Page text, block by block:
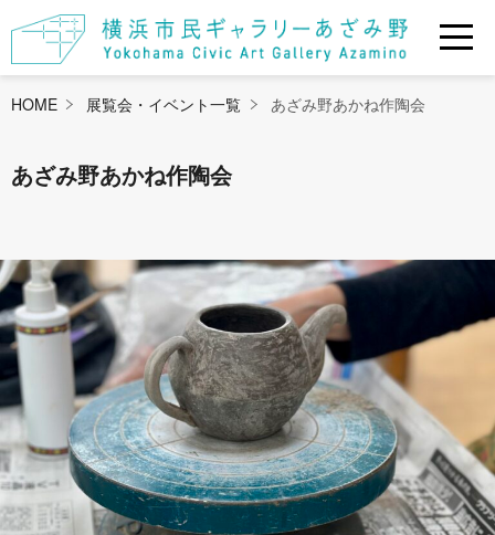
HOME 展覧会・イベント一覧 あざみ野あかね作陶会
あざみ野あかね作陶会